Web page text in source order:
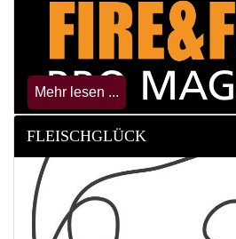
Mehr lesen ...
FLEISCHGLÜCK